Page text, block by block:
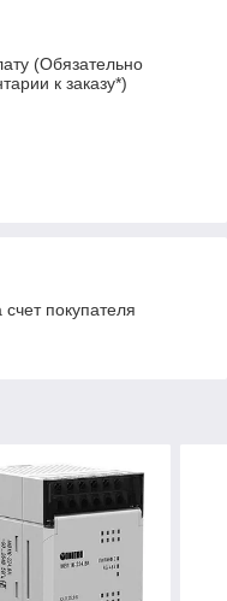
(Обязательно
к заказу*)
покупателя